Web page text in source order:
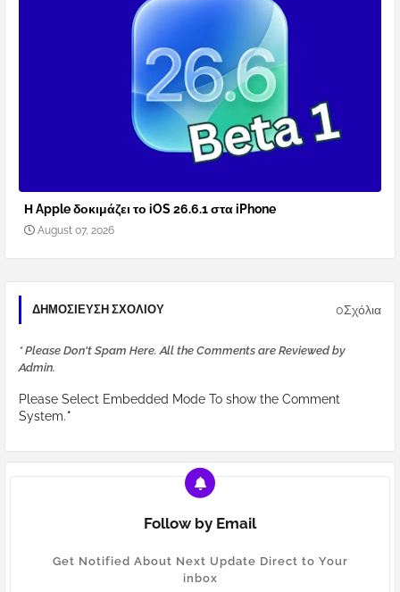
Η Apple δοκιμάζει το iOS 26.6.1 στα iPhone
August 07, 2026
ΔΗΜΟΣΊΕΥΣΗ ΣΧΟΛΊΟΥ 0Σχόλια
* Please Don't Spam Here. All the Comments are Reviewed by
Admin.
Please Select Embedded Mode To show the Comment
System.*
Follow by Email
Get Notified About Next Update Direct to Your
inbox